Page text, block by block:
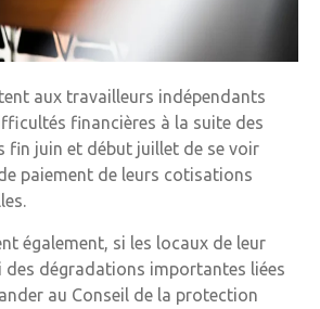
aux travailleurs indépendants
financières à la suite des
fin juin et début juillet de se voir
paiement de leurs cotisations
également, si les locaux de leur
des dégradations importantes liées
au Conseil de la protection